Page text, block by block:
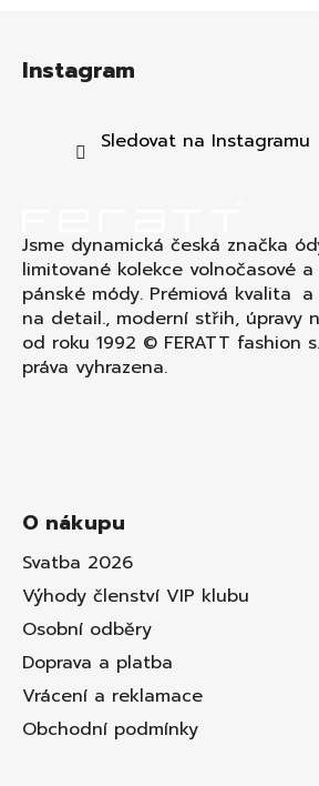
Instagram
Sledovat na Instagramu
Jsme dynamická česká značka
limitované kolekce volnočasové
pánské módy. Prémiová kvalita
na detail., moderní střih, úpravy
od roku 1992 © FERATT fashion
práva vyhrazena.
O nákupu
Svatba 2026
Výhody členství VIP klubu
Osobní odběry
Doprava a platba
Vrácení a reklamace
Obchodní podmínky